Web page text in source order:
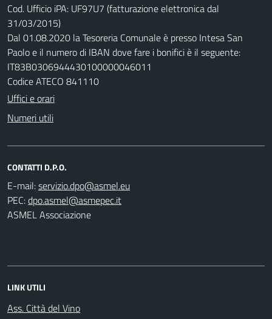
Cod. Ufficio iPA: UF97U7 (fatturazione elettronica dal
31/03/2015)
Dal 01.08.2020 la Tesoreria Comunale è presso Intesa San
Paolo e il numero di IBAN dove fare i bonifici è il seguente:
IT83B0306944430100000046011
Codice ATECO 841110
Uffici e orari
Numeri utili
CONTATTI D.P.O.
E-mail:
PEC:
ASMEL Associazione
LINK UTILI
Ass. Città del Vino